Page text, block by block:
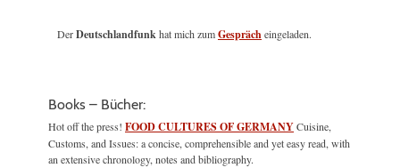
DerDeutschlandfunkhat mich zumGesprächeingeladen.
Books – Bücher:
Hot off the press! FOOD CULTURES OF GERMANYCuisine,
Customs, and Issues: a concise, comprehensible and yet easy read, with
an extensive chronology, notes and bibliography.